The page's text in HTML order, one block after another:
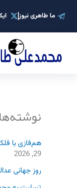
ما طاهری نیوز
هم‌فازی با
29, 2026
روز جهانی